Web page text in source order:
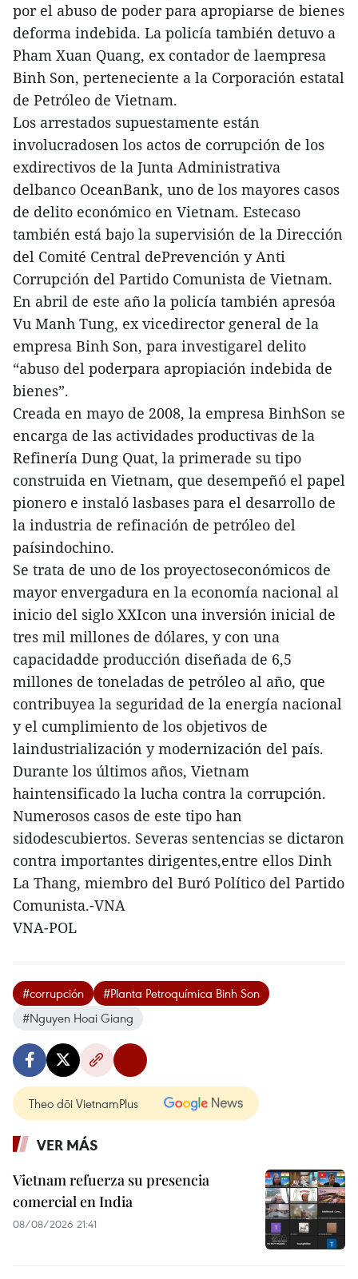
por el abuso de poder para apropiarse de bienes
deforma indebida. La policía también detuvo a
Pham Xuan Quang, ex contador de laempresa
Binh Son, perteneciente a la Corporación estatal
de Petróleo de Vietnam.
Los arrestados supuestamente están
involucradosen los actos de corrupción de los
exdirectivos de la Junta Administrativa
delbanco OceanBank, uno de los mayores casos
de delito económico en Vietnam. Estecaso
también está bajo la supervisión de la Dirección
del Comité Central dePrevención y Anti
Corrupción del Partido Comunista de Vietnam.
En abril de este año la policía también apresóa
Vu Manh Tung, ex vicedirector general de la
empresa Binh Son, para investigarel delito
“abuso del poderpara apropiación indebida de
bienes”.
Creada en mayo de 2008, la empresa BinhSon se
encarga de las actividades productivas de la
Refinería Dung Quat, la primerade su tipo
construida en Vietnam, que desempeñó el papel
pionero e instaló lasbases para el desarrollo de
la industria de refinación de petróleo del
paísindochino.
Se trata de uno de los proyectoseconómicos de
mayor envergadura en la economía nacional al
inicio del siglo XXIcon una inversión inicial de
tres mil millones de dólares, y con una
capacidadde producción diseñada de 6,5
millones de toneladas de petróleo al año, que
contribuyea la seguridad de la energía nacional
y el cumplimiento de los objetivos de
laindustrialización y modernización del país.
Durante los últimos años, Vietnam
haintensificado la lucha contra la corrupción.
Numerosos casos de este tipo han
sidodescubiertos. Severas sentencias se dictaron
contra importantes dirigentes,entre ellos Dinh
La Thang, miembro del Buró Político del Partido
Comunista.-VNA
VNA-POL
#corrupción
#Planta Petroquímica Binh Son
#Nguyen Hoai Giang
Theo dõi VietnamPlus
VER MÁS
Vietnam refuerza su presencia
comercial en India
08/08/2026 21:41